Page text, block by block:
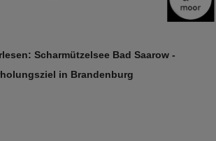
Scharmützelsee Bad Saarow -
in Brandenburg